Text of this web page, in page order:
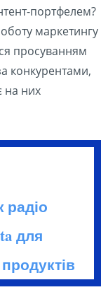
портфелем?
маркетингу
просуванням
конкурентами,
на них
радіо
для